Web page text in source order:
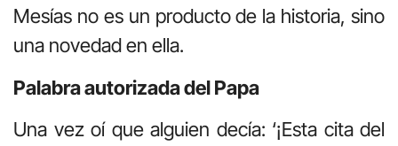
Mesías no es un producto de la historia, sino
una novedad en ella.
Palabra autorizada del Papa
Una vez oí que alguien decía: ‘¡Esta cita del